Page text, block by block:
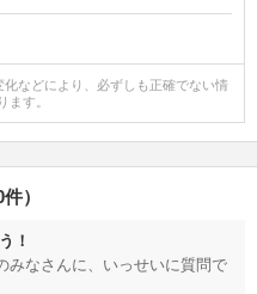
などにより、必ずしも正確でない情
ます。
）
！
みなさんに、いっせいに質問で